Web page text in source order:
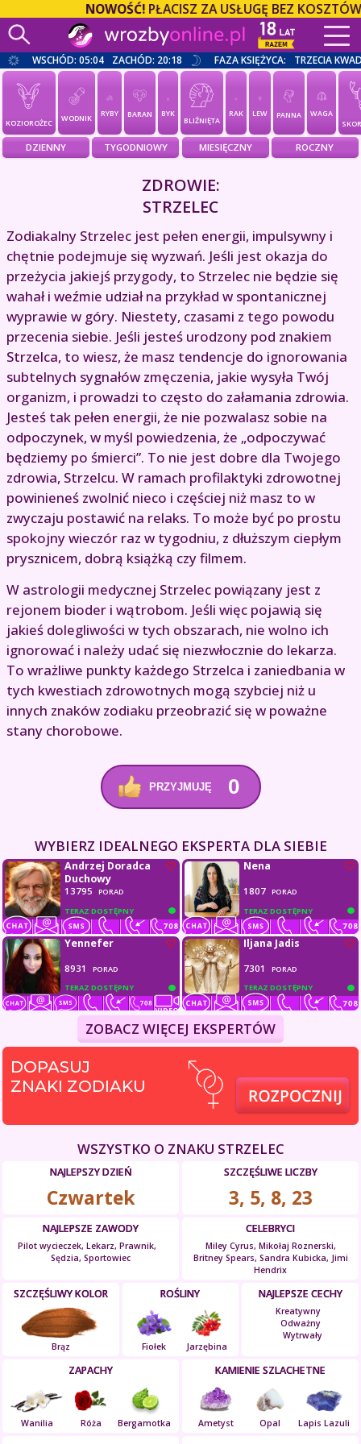
NOWOŚĆ!PŁACISZ ZA USŁUGĘ BEZ KOSZTÓW
WSCHÓD: 05:04 ZACHÓD: 20:18 FAZA KSIĘŻYCA: TRZECIA
KOZIOROŻEC WODNIK RYBY BARAN BYK
BLIŹNIĘTA
RAK LEW PANNA
WAGA
DZIENNY TYGODNIOWY MIESIĘCZNY ROCZNY
ZDROWIE:
STRZELEC
Zodiakalny Strzelec jest pełen energii, impulsywny i
chętnie podejmuje się wyzwań. Jeśli jest okazja do
przeżycia jakiejś przygody, to Strzelec nie będzie się
wahał i weźmie udział na przykład w spontanicznej
wyprawie w góry. Niestety, czasami z tego powodu
przecenia siebie. Jeśli jesteś urodzony pod znakiem
Strzelca, to wiesz, że masz tendencje do ignorowania
subtelnych sygnałów zmęczenia, jakie wysyła Twój
organizm, i prowadzi to często do załamania zdrowia.
Jesteś tak pełen energii, że nie pozwalasz sobie na
odpoczynek, w myśl powiedzenia, że „odpoczywać
będziemy po śmierci”. To nie jest dobre dla Twojego
zdrowia, Strzelcu. W ramach profilaktyki zdrowotnej
powinieneś zwolnić nieco i częściej niż masz to w
zwyczaju postawić na relaks. To może być po prostu
spokojny wieczór raz w tygodniu, z dłuższym ciepłym
prysznicem, dobrą książką czy filmem.
W astrologii medycznej Strzelec powiązany jest z
rejonem bioder i wątrobom. Jeśli więc pojawią się
jakieś dolegliwości w tych obszarach, nie wolno ich
ignorować i należy udać się niezwłocznie do lekarza.
To wrażliwe punkty każdego Strzelca i zaniedbania w
tych kwestiach zdrowotnych mogą szybciej niż u
innych znaków zodiaku przeobrazić się w poważne
stany chorobowe.
PRZYJMUJĘ 0
WYBIERZ IDEALNEGO EKSPERTA DLA SIEBIE
TERAZ DOSTĘPNY
Andrzej Doradca
Duchowy
13795
PORAD
TERAZ DOSTĘPNY
Nena
1807 PORAD
TERAZ DOSTĘPNY
Yennefer
8931
PORAD
TERAZ DOSTĘPNY
Iljana Jadis
7301 PORAD
ZOBACZ WIĘCEJ EKSPERTÓW
DOPASUJ
ZNAKI ZODIAKU
WSZYSTKO O ZNAKU STRZELEC
NAJLEPSZY DZIEŃ
Czwartek
SZCZĘŚLIWE LICZBY
3, 5, 8, 23
NAJLEPSZE ZAWODY
Pilot wycieczek, Lekarz, Prawnik,
Sędzia, Sportowiec
CELEBRYCI
Miley Cyrus, Mikołaj Roznerski,
Britney Spears, Sandra Kubicka, Jimi
Hendrix
NAJLEPSZE CECHY
Kreatywny
Odważny
Wytrwały
SZCZĘŚLIWY KOLOR
Brąz
ROŚLINY
Fiołek Jarzębina
ZAPACHY
Wanilia Róża Bergamotka
KAMIENIE SZLACHETNE
Ametyst Opal Lapis Lazuli